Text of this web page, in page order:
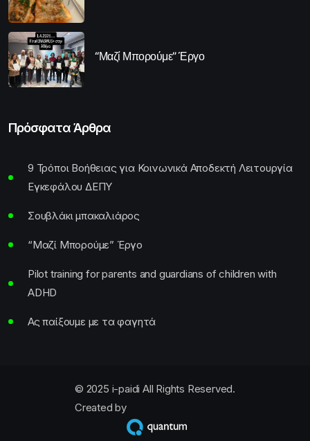
“Μαζί Μπορούμε” Έργο
Πρόσφατα Άρθρα
9 Τρόποι Βοήθειας για Κοινωνικά Αποδεκτή Λειτουργία
Εγκεφάλου ΔΕΠΥ
Σουβλάκι μπακαλιάρος
“Μαζί Μπορούμε” Έργο
Pilot training for parents and guardians of children with
ADHD
Ας παίξουμε με τα φαγητά
© 2025 i-paidi All Rights Reserved.
Created by